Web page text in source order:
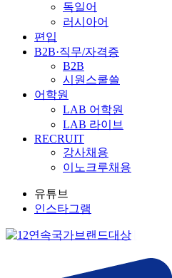
독일어
러시아어
편입
B2B·직무/자격증
B2B
시원스쿨쓸
어학원
LAB 어학원
LAB 라이브
RECRUIT
강사채용
이노크루채용
유튜브
인스타그램